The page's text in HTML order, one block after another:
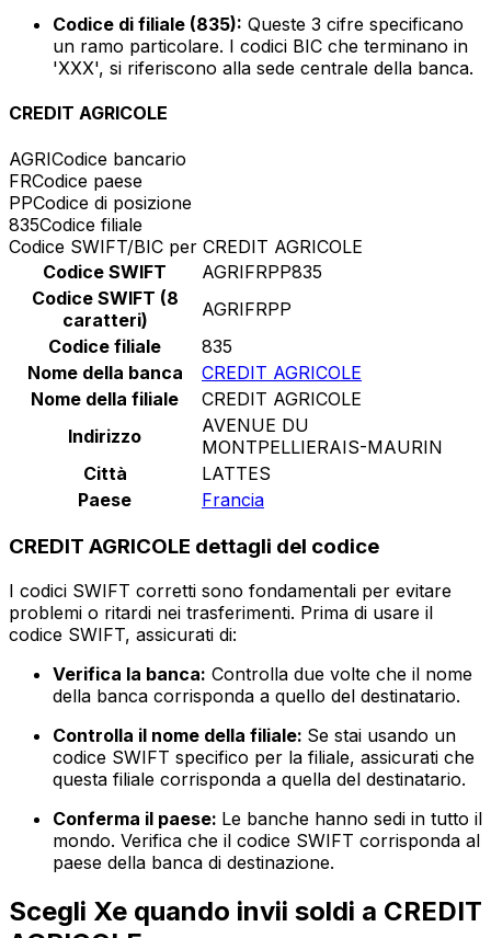
Codice di filiale (835): Queste 3 cifre specificano
un ramo particolare. I codici BIC che terminano in
'XXX', si riferiscono alla sede centrale della banca.
CREDIT AGRICOLE
AGRICodice bancario
FRCodice paese
PPCodice di posizione
835Codice filiale
Codice SWIFT/BIC per CREDIT AGRICOLE
Codice SWIFT
AGRIFRPP835
Codice SWIFT (8
caratteri)
AGRIFRPP
Codice filiale
835
Nome della banca
CREDIT AGRICOLE
Nome della filiale
CREDIT AGRICOLE
Indirizzo
AVENUE DU
MONTPELLIERAIS-MAURIN
Città
LATTES
Paese
Francia
CREDIT AGRICOLE dettagli del codice
I codici SWIFT corretti sono fondamentali per evitare
problemi o ritardi nei trasferimenti. Prima di usare il
codice SWIFT, assicurati di:
Verifica la banca: Controlla due volte che il nome
della banca corrisponda a quello del destinatario.
Controlla il nome della filiale: Se stai usando un
codice SWIFT specifico per la filiale, assicurati che
questa filiale corrisponda a quella del destinatario.
Conferma il paese: Le banche hanno sedi in tutto il
mondo. Verifica che il codice SWIFT corrisponda al
paese della banca di destinazione.
Scegli Xe quando invii soldi a CREDIT